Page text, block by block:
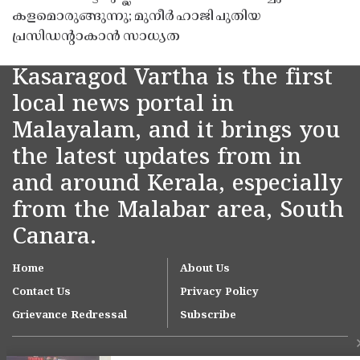
കളമൊരുങ്ങുന്നു; മുനീർ ഹാജി പുതിയ
പ്രസിഡൻ്റാകാൻ സാധ്യത
Kasaragod Vartha is the first
local news portal in
Malayalam, and it brings you
the latest updates from in
and around Kerala, especially
from the Malabar area, South
Canara.
Home
About Us
Contact Us
Privacy Policy
Grievance Redressal
Subscribe